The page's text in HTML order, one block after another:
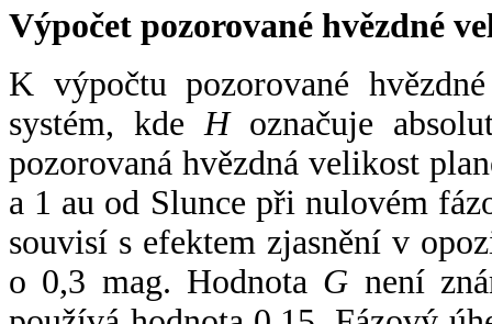
Výpočet pozorované hvězdné
K výpočtu pozorované
systém, kde Hoznačuje
pozorovaná hvězdná velikost
a 1 au od Slunce při nulovém
souvisí s efektem zjasnění v
o 0,3 mag. Hodnota G není